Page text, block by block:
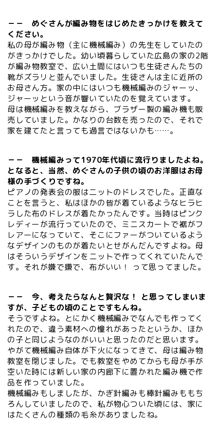
－－ めぐさんが編み物をはじめたきっかけを教えて
ください。
私の母が編み物（主に機械編み）の先生をしていたの
がきっかけでした。幼い頃暮らしていた広島の家の2階
が編み物教室で、広い土間にはいつも生徒さんたちの
靴がズラリと並んでいました。生徒さんは主に近所の
お母さん方。家の中にはいつも機械編みのジャーッ、
ジャーッという音が響いていたのを覚えています。
母は機械編みを教えながら、ブラザー製の編み機も販
売していました。かなりの台数を売ったので、それで
家を建てたと言っても過言ではないかも……。
－－ 機械編みって1970年代頃に流行りましたよね。
となると、当然、めぐさんの子供の頃のお洋服はお母
様の手づくりですね。
ピアノの発表会の服は二ットのドレスでした。正直な
ことを言うと、私はほかの皆が着ているようなヒラヒ
ラした布のドレスが着たかったんです。当時はピンク
レディーが流行っていたので、ミニスカートで裾がフ
レアーになっていて、そこにファーがついているよう
なデザインのものが着たいとせがんだんですよね。母
はそういうデザインをニットで作ってくれていたんで
す。それが嫌で嫌で、布がいい！ って思ってました。
－－ 今、考えたらなんと贅沢な！ と思ってしまいま
すが、子どもの頃のことですもんね。
そうですよね。とにかく機械編みでなんでも作ってく
れたので、違う素材への憧れがあったというか、ほか
の子と同じようなのがいいと思ったのだと思います。
やがて機械編み自体が下火になってきて、母は編み物
教室を閉じました。でも教室をやめてからも母が手が
空いた時には新しい家の内廊下に置かれた編み機で作
品を作っていました。
機械編みもしましたが、かぎ針編みも棒針編みももち
ろんしていましたので、私が物心ついた頃には、家に
はたくさんの種類の毛糸がありましたね。